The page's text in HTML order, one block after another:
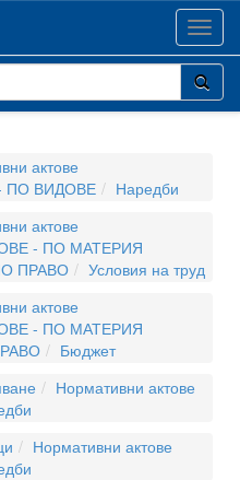
актове
ПО ВИДОВЕ
Наредби
актове
- ПО МАТЕРИЯ
ПРАВО
Условия на труд
актове
- ПО МАТЕРИЯ
Бюджет
Нормативни актове
Нормативни актове